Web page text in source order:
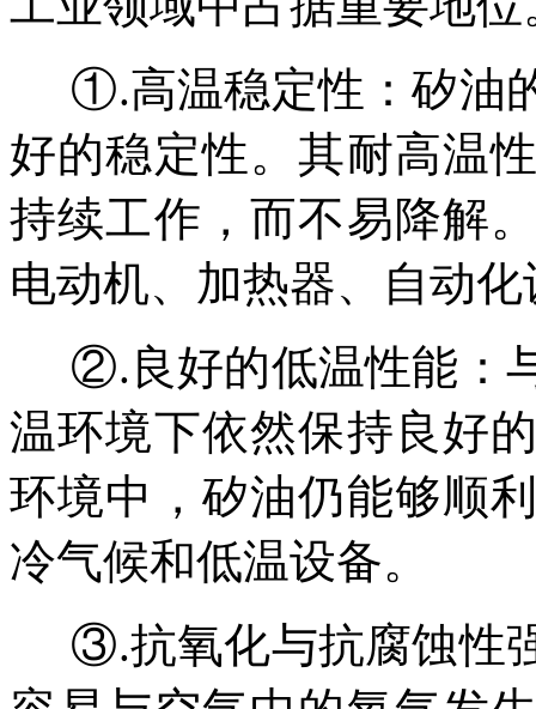
①.高温稳定性：矽油
好的稳定性。其耐高温
持续工作，而不易降解
电动机、加热器、自动
②.良好的低温性能：
温环境下依然保持良好
环境中，矽油仍能够顺
冷气候和低温设备。
③.抗氧化与抗腐蚀性